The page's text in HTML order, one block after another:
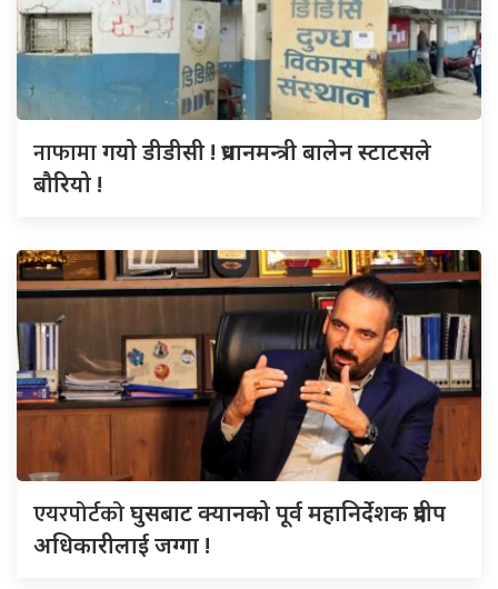
नाफामागयो डीडीसी ! प्रधानमन्त्री बालेन स्टाटसले
बौरियो !
एयरपोर्टकोघुसबाट क्यानको पूर्व महानिर्देशक प्रदीप
अधिकारीलाई जग्गा !